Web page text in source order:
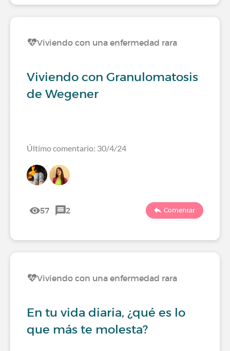
Viviendo con una enfermedad rara
Viviendo con Granulomatosis
de Wegener
Último comentario: 30/4/24
57 2 Comentar
Viviendo con una enfermedad rara
En tu vida diaria, ¿qué es lo
que más te molesta?